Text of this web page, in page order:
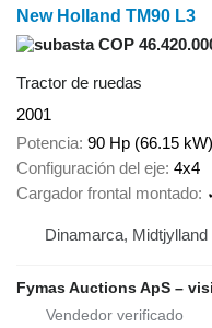
New Holland TM90 L3
COP
Tractor de ruedas
2001
Potencia 90 Hp (66.15 kW)
Configuración del eje 4x4
Cargador frontal montado
Dinamarca, Midtjylland